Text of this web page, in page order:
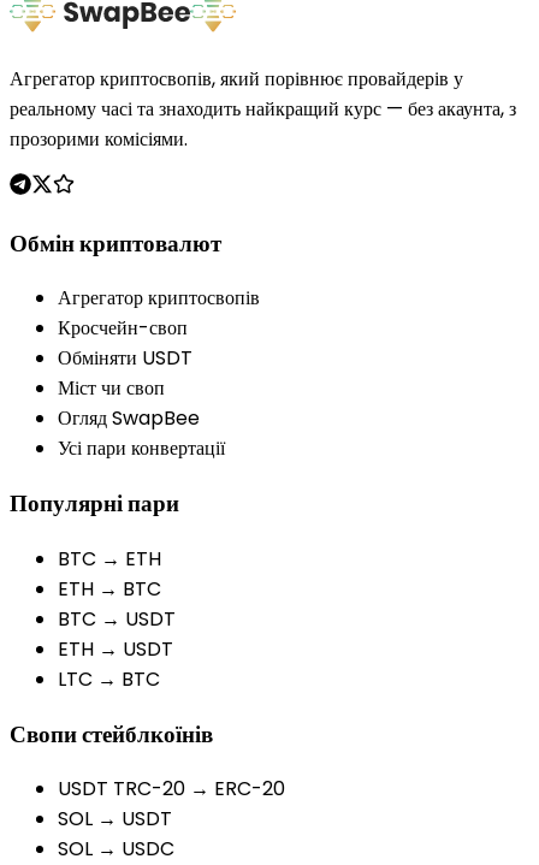
Агрегатор криптосвопів, який порівнює провайдерів у
реальному часі та знаходить найкращий курс — без акаунта, з
прозорими комісіями.
Обмін криптовалют
Агрегатор криптосвопів
Кросчейн-своп
Обміняти USDT
Міст чи своп
Огляд SwapBee
Усі пари конвертації
Популярні пари
BTC → ETH
ETH → BTC
BTC → USDT
ETH → USDT
LTC → BTC
Свопи стейблкоїнів
USDT TRC-20 → ERC-20
SOL → USDT
SOL → USDC